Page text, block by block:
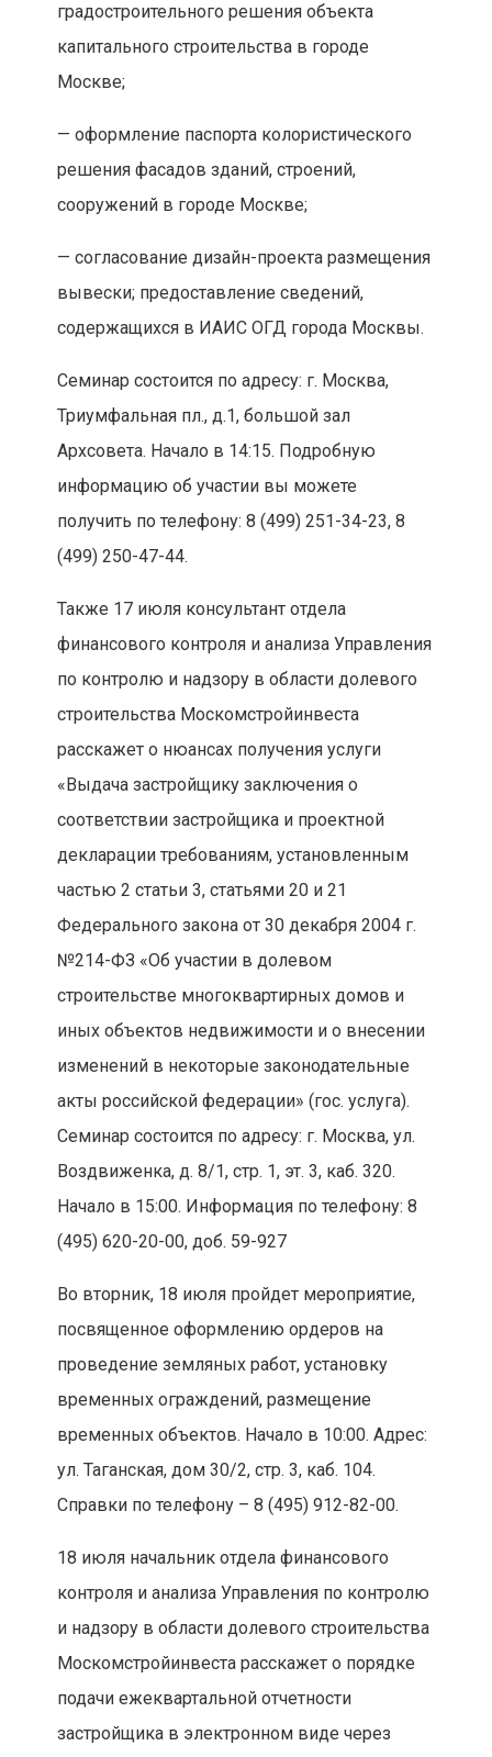
градостроительного решения объекта
капитального строительства в городе
Москве;
— оформление паспорта колористического
решения фасадов зданий, строений,
сооружений в городе Москве;
— согласование дизайн-проекта размещения
вывески; предоставление сведений,
содержащихся в ИАИС ОГД города Москвы.
Семинар состоится по адресу: г. Москва,
Триумфальная пл., д.1, большой зал
Архсовета. Начало в 14:15. Подробную
информацию об участии вы можете
получить по телефону: 8 (499) 251-34-23, 8
(499) 250-47-44.
Также 17 июля консультант отдела
финансового контроля и анализа Управления
по контролю и надзору в области долевого
строительства Москомстройинвеста
расскажет о нюансах получения услуги
«Выдача застройщику заключения о
соответствии застройщика и проектной
декларации требованиям, установленным
частью 2 статьи 3, статьями 20 и 21
Федерального закона от 30 декабря 2004 г.
№214-ФЗ «Об участии в долевом
строительстве многоквартирных домов и
иных объектов недвижимости и о внесении
изменений в некоторые законодательные
акты российской федерации» (гос. услуга).
Семинар состоится по адресу: г. Москва, ул.
Воздвиженка, д. 8/1, стр. 1, эт. 3, каб. 320.
Начало в 15:00. Информация по телефону: 8
(495) 620-20-00, доб. 59-927
Во вторник, 18 июля пройдет мероприятие,
посвященное оформлению ордеров на
проведение земляных работ, установку
временных ограждений, размещение
временных объектов. Начало в 10:00. Адрес:
ул. Таганская, дом 30/2, стр. 3, каб. 104.
Справки по телефону – 8 (495) 912-82-00.
18 июля начальник отдела финансового
контроля и анализа Управления по контролю
и надзору в области долевого строительства
Москомстройинвеста расскажет о порядке
подачи ежеквартальной отчетности
застройщика в электронном виде через